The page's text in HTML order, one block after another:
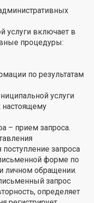
услуги включает в
процедуры:
по результатам
услуги
– прием запроса.
запроса
форме по
личном обращении.
запрос
определяет